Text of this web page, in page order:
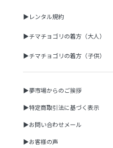
▶レンタル規約
▶チマチョゴリの着方（大人）
▶チマチョゴリの着方（子供）
▶夢市場からのご挨拶
▶特定商取引法に基づく表示
▶お問い合わせメール
▶お客様の声